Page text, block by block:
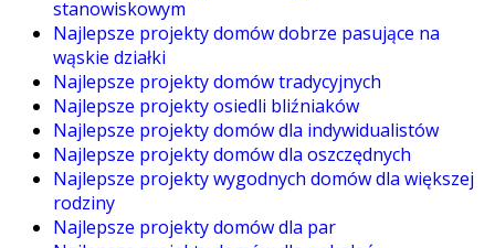
stanowiskowym
Najlepsze projekty domów dobrze pasujące na
wąskie działki
Najlepsze projekty domów tradycyjnych
Najlepsze projekty osiedli bliźniaków
Najlepsze projekty domów dla indywidualistów
Najlepsze projekty domów dla oszczędnych
Najlepsze projekty wygodnych domów dla większej
rodziny
Najlepsze projekty domów dla par